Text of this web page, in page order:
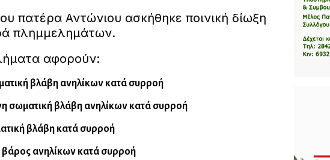
πατέρα Αντώνιου ασκήθηκε ποινική δίωξη
πλημμελημάτων.
αφορούν:
βλάβη ανηλίκων κατά συρροή
σωματική βλάβη ανηλίκων κατά συρροή
βλάβη κατά συρροή
βάρος ανηλίκων κατά συρροή